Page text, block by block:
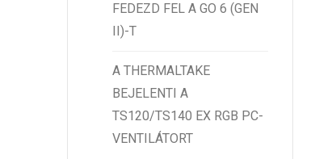
FEDEZD FEL A GO 6 (GEN
II)-T
A THERMALTAKE
BEJELENTI A
TS120/TS140 EX RGB PC-
VENTILÁTORT